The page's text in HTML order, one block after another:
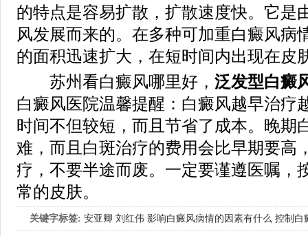
的特点是容易扩散，扩散速度快。它是
风发展而来的。在多种可加重白癜风病
的面积迅速扩大，在短时间内出现在皮
苏州看白癜风哪里好， 泛发型白癜
白癜风医院温馨提醒：白癜风越早治疗
时间不但较短，而且节省了成本。晚期
难，而且白斑治疗的费用会比早期要高
疗，不要半途而废。一定要谨遵医嘱，
常的皮肤。
关键字标签: 安亚卿 刘红伟 影响白癜风病情的因素有什么 控制白